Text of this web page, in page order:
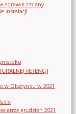
sprawie zmiany
instalacji
RETENCJI
w Olsztynku w 2021
grudzień 2021